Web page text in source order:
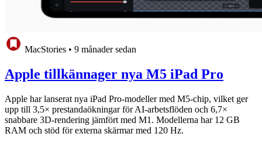
MacStories • 9 månader sedan
Apple tillkännager nya M5 iPad Pro
Apple har lanserat nya iPad Pro-modeller med M5-chip, vilket ger
upp till 3,5× prestandaökningar för AI-arbetsflöden och 6,7×
snabbare 3D-rendering jämfört med M1. Modellerna har 12 GB
RAM och stöd för externa skärmar med 120 Hz.